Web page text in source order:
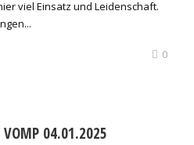
viel Einsatz und Leidenschaft.
0
VOMP 04.01.2025